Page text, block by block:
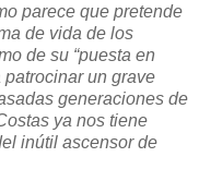
parece que pretende
de vida de los
de su “puesta en
patrocinar un grave
generaciones de
ya nos tiene
inútil ascensor de